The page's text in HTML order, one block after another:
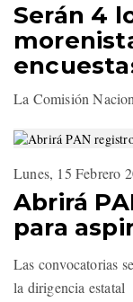
Serán 4
La Comisión
Lunes, 15 Febrero
Abrirá
para
Las convocatorias
la dirigencia estatal